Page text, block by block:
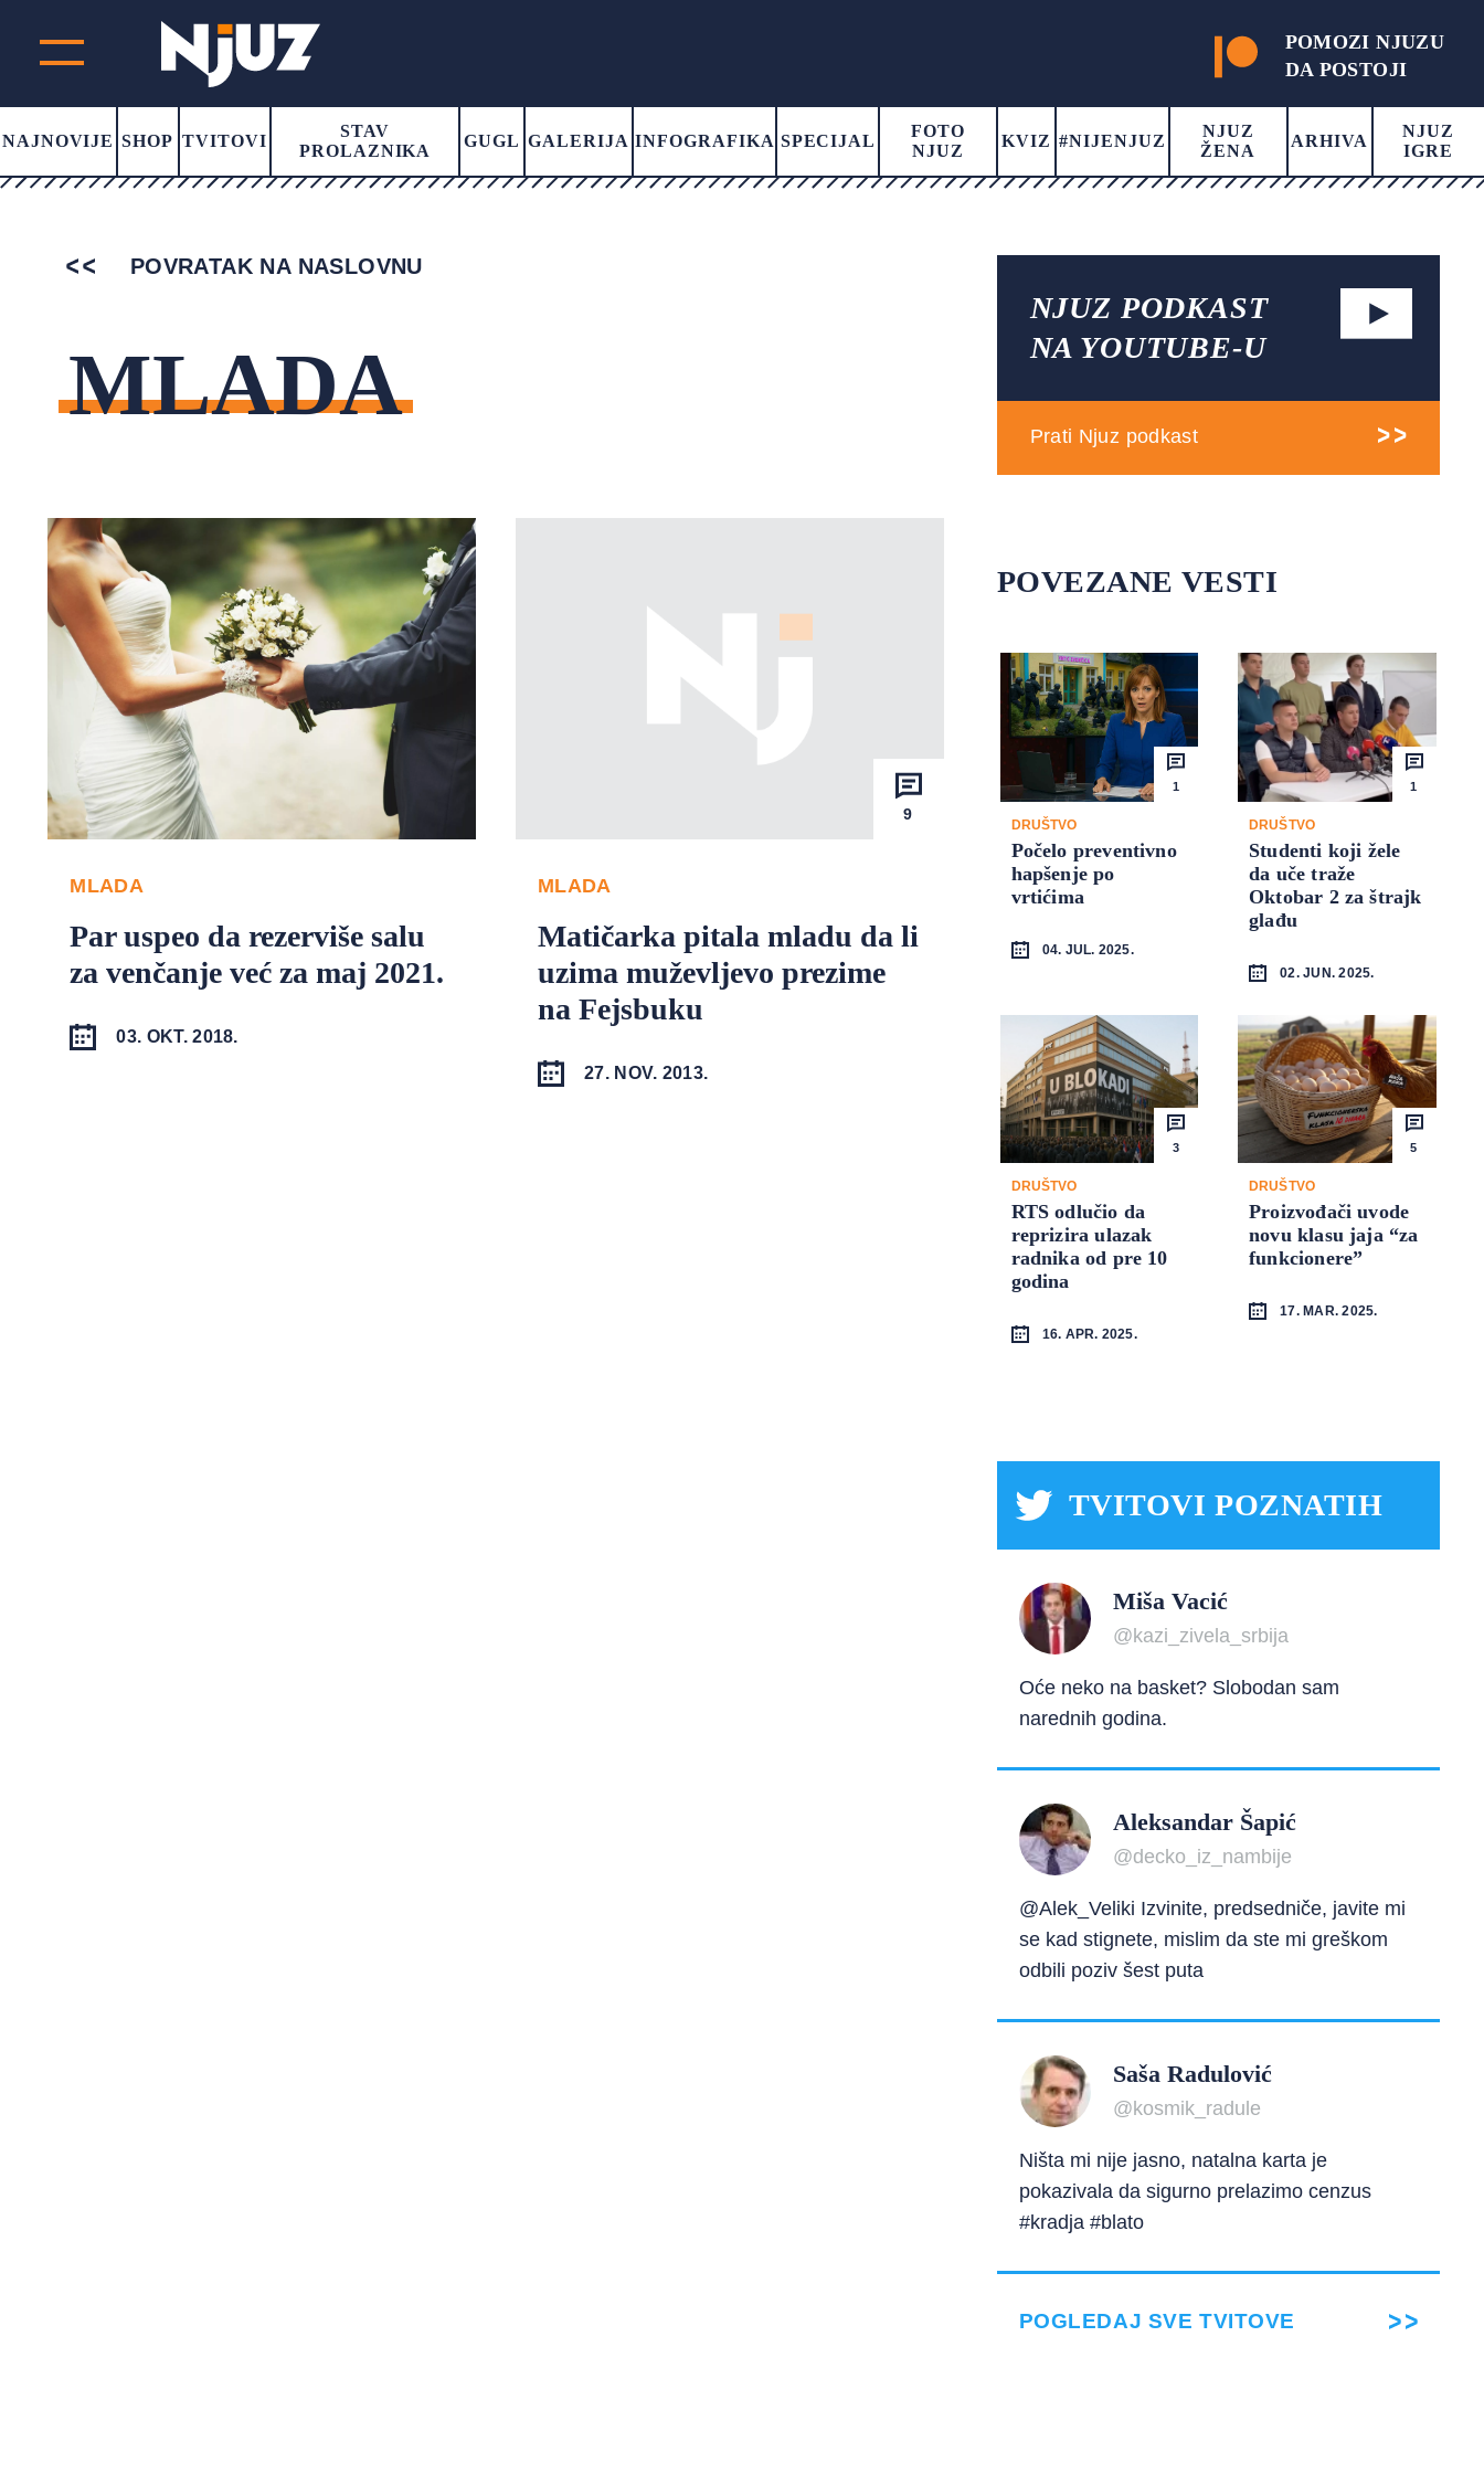
POMOZI NJUZU
DA POSTOJI
NAJNOVIJE SHOP TVITOVI
STAV
PROLAZNIKA
GUGL GALERIJA INFOGRAFIKA SPECIJAL
FOTO
NJUZ
KVIZ #NIJENJUZ
NJUZ
ŽENA
ARHIVA
NJUZ
IGRE
POVRATAK NA NASLOVNU
MLADA
MLADA
Par uspeo da rezerviše salu
za venčanje već za maj 2021.
03. OKT. 2018.
9
MLADA
Matičarka pitala mladu da li
uzima muževljevo prezime
na Fejsbuku
27. NOV. 2013.
NJUZ PODKAST
NA YOUTUBE-U
Prati Njuz podkast
POVEZANE VESTI
1
DRUŠTVO
Počelo preventivno
hapšenje po
vrtićima
04. JUL. 2025.
1
DRUŠTVO
Studenti koji žele
da uče traže
Oktobar 2 za štrajk
glađu
02. JUN. 2025.
3
DRUŠTVO
RTS odlučio da
reprizira ulazak
radnika od pre 10
godina
16. APR. 2025.
5
DRUŠTVO
Proizvođači uvode
novu klasu jaja “za
funkcionere”
17. MAR. 2025.
TVITOVI POZNATIH
Miša Vacić
@kazi_zivela_srbija
Oće neko na basket? Slobodan sam
narednih godina.
Aleksandar Šapić
@decko_iz_nambije
@Alek_Veliki Izvinite, predsedniče, javite mi
se kad stignete, mislim da ste mi greškom
odbili poziv šest puta
Saša Radulović
@kosmik_radule
Ništa mi nije jasno, natalna karta je
pokazivala da sigurno prelazimo cenzus
#kradja #blato
POGLEDAJ SVE TVITOVE